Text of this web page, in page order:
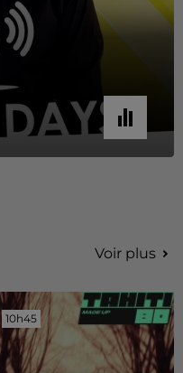
Voir plus
10h45
10h45